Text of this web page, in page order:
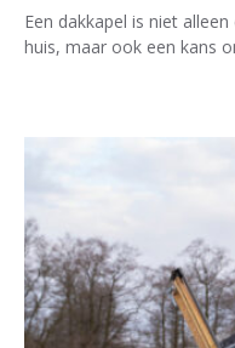
Een dakkapel is niet
huis, maar ook een kans